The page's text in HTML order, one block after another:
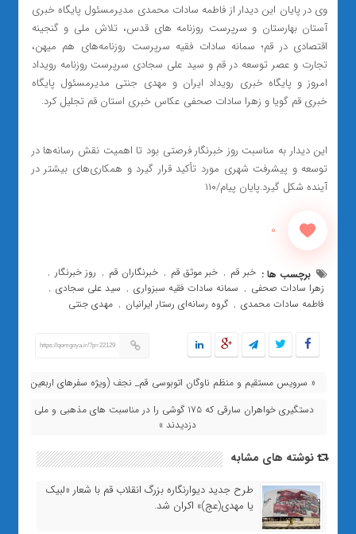
وی در پایان این دیدار از فاطمه سادات محمدی مدیرمسئول پایگاه خبری
آستان بهارستان و سرپرست روزنامه های قدس، تلاش ملی و گنجینه
اقتصادی در قم؛ سمانه سادات فقیه سرپرست روزنامه‌های هم میهن،
تجارت و عصر توسعه در قم و سید علی سجادی سرپرست روزنامه رویداد
امروز و پایگاه خبری رویداد ایران و مهدی جنتی مدیرمسئول پایگاه
خبری قم گویا و زهرا سادات صحفی عکاس خبری استان قم تجلیل کرد.
این دیدار به مناسبت روز خبرنگار فرصتی بود تا اهمیت نقش رسانه‌ها در
توسعه و پیشرفت شهری مورد تأکید قرار گیرد و همکاری‌های بیشتر در
آینده شکل گیرد.پایان پیام/۱۱۰
0
برچسب ها : خبر قم , خبر موثق قم , خبرنگاران قم , روز خبرنگار ,
زهرا سادات صحفی , سمانه سادات فقیه سبزواری , سید علی سجادی ,
فاطمه سادات محمدی , گروه رسانه‌ای رستار ایرانیان , مهدی جنتی
https://qomgoya.ir/?p=22129
« سرویس مستقیم و منظم ناوگان اتوبوسی قم_ نجف (ویژه سفرهای اربعین)
دستگیری خواهران سارقی که ۱۷۵ گوشی را در مناسبت های مذهبی و ملی
دزدیدند »
نوشته های مشابه
طرح جدید دیوارنگاره بزرگ انقلاب قم با شعار «لبیک
یا مهدی(عج)» اکران شد.